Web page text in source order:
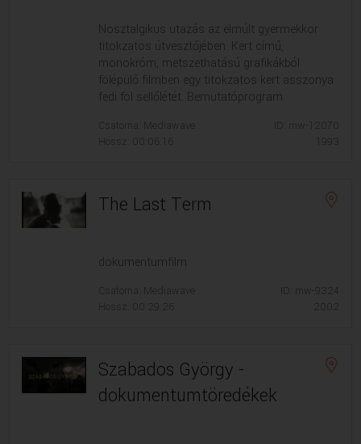
Nosztalgikus utazás az elmúlt gyermekkor
titokzatos útvesztőjében. Kert című,
monokróm, metszethatású grafikákból
fölépülő filmben egy titokzatos kert asszonya
fedi föl sellőlétét. Bemutatóprogram
Csatorna: Mediawave
Hossz: 00:06:16
ID: mw-12070
The Last Term
dokumentumfilm
Csatorna: Mediawave
Hossz: 00:29:26
ID: mw-9324
Szabados György -
dokumentumtöredékek